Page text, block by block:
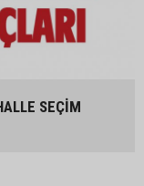
SEÇİM